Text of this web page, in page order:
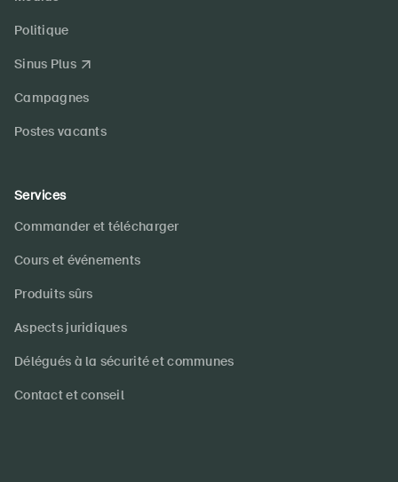
Politique
Sinus Plus
Campagnes
Postes vacants
Services
Commander et télécharger
Cours et événements
Produits sûrs
Aspects juridiques
Délégués à la sécurité et communes
Contact et conseil